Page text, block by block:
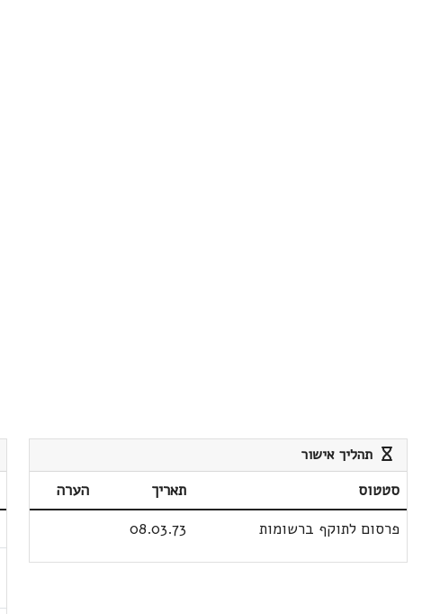
תהליך אישור
סטטוס תאריך
הערה
פרסום לתוקף ברשומות
08.03.73